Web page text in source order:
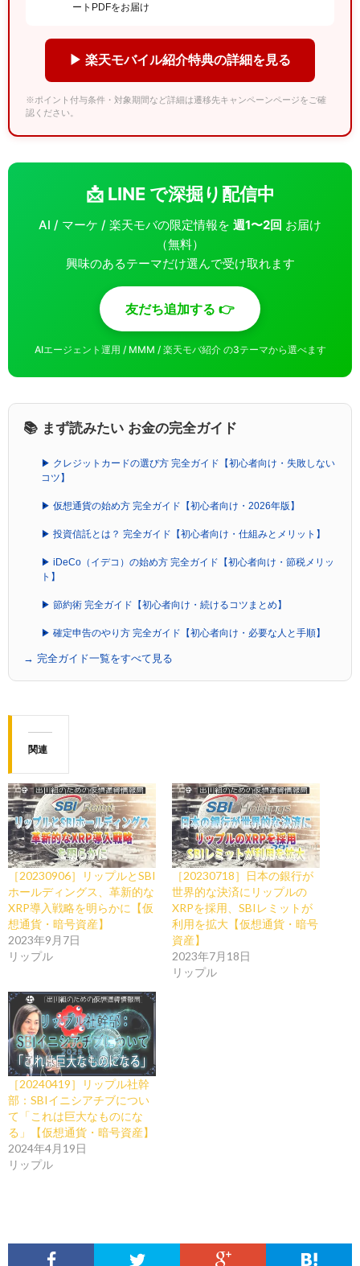
ートPDFをお届け
▶ 楽天モバイル紹介特典の詳細を見る
※ポイント付与条件・対象期間など詳細は遷移先キャンペーンページをご確
認ください。
📩 LINE で深掘り配信中
AI / マーケ / 楽天モバの限定情報を 週1〜2回 お届け
（無料）
興味のあるテーマだけ選んで受け取れます
友だち追加する 👉
AIエージェント運用 / MMM / 楽天モバ紹介 の3テーマから選べます
📚 まず読みたい お金の完全ガイド
▶ クレジットカードの選び方 完全ガイド【初心者向け・失敗しない
コツ】
▶ 仮想通貨の始め方 完全ガイド【初心者向け・2026年版】
▶ 投資信託とは？ 完全ガイド【初心者向け・仕組みとメリット】
▶ iDeCo（イデコ）の始め方 完全ガイド【初心者向け・節税メリッ
ト】
▶ 節約術 完全ガイド【初心者向け・続けるコツまとめ】
▶ 確定申告のやり方 完全ガイド【初心者向け・必要な人と手順】
→ 完全ガイド一覧をすべて見る
関連
［20230906］リップルとSBI
ホールディングス、革新的な
XRP導入戦略を明らかに【仮
想通貨・暗号資産】
2023年9月7日
リップル
［20230718］日本の銀行が
世界的な決済にリップルの
XRPを採用、SBIレミットが
利用を拡大【仮想通貨・暗号
資産】
2023年7月18日
リップル
［20240419］リップル社幹
部：SBIイニシアチブについ
て「これは巨大なものにな
る」【仮想通貨・暗号資産】
2024年4月19日
リップル